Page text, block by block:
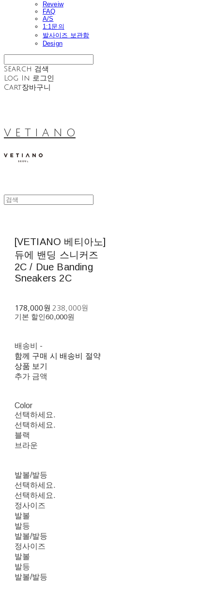
Reveiw
FAQ
A/S
1:1문의
발사이즈 보관함
Design
Search 검색
Log In 로그인
Cart장바구니
V E T I A N O
[VETIANO 베티아노]
듀에 밴딩 스니커즈
2C / Due Banding
Sneakers 2C
178,000원 238,000원
기본 할인60,000원
배송비 -
함께 구매 시 배송비 절약
상품 보기
추가 금액
Color
선택하세요.
선택하세요.
블랙
브라운
발볼/발등
선택하세요.
선택하세요.
정사이즈
발볼
발등
발볼/발등
정사이즈
발볼
발등
발볼/발등